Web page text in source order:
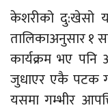
केशरीको दु:खेसो
तालिकाअनुसार १
कार्यक्रम भए
जुधाएर एकै पटक
यसमा गम्भीर